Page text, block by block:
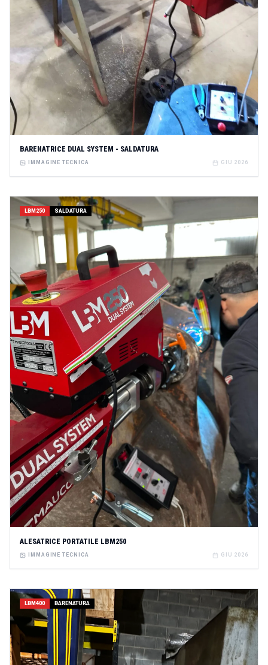
BARENATRICE DUAL SYSTEM - SALDATURA
IMMAGINE TECNICA GIU 2026
LBM250 SALDATURA
ALESATRICE PORTATILE LBM250
IMMAGINE TECNICA GIU 2026
LBM400 BARENATURA